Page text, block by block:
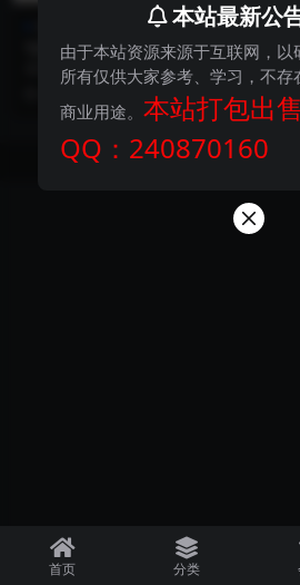
YJ0032最新视频打赏知识付费
系统全开源版本独立代理后台
带数据
这是一个视频打赏系统，网站数据
可视化高达百分之90,精美ui设计，
大数据布局统计...
500
Copyright © 2024探码商城
首页 分类
本站最新公
由于本站资源来源于互联网，以
所有仅供大家参考、学习，不
商业用途。 本站打包出
QQ：240870160